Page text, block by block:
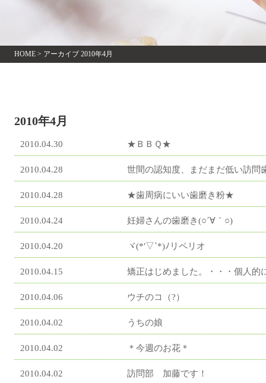
HOME> アーカイブ 2010年4月
2010年4月
2010.04.30 ★ＢＢＱ★
2010.04.28 世間の認知度、まだまだ低い訪問
2010.04.28 ★歯周病にいい歯磨き粉★
2010.04.24 妊婦さんの歯磨き(○´∀｀○)
2010.04.20 ヾ(*′▽`*)ﾉリペリオ
2010.04.15 矯正はじめました。・・・個人的
2010.04.06 ウチのコ（?）
2010.04.02 うちの娘
2010.04.02 ＊今週のお花＊
2010.04.02 訪問部 加藤です！